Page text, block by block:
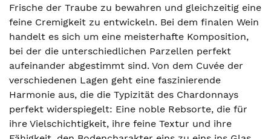
Frische der Traube zu bewahren und gleichzeitig eine
feine Cremigkeit zu entwickeln. Bei dem finalen Wein
handelt es sich um eine meisterhafte Komposition,
bei der die unterschiedlichen Parzellen perfekt
aufeinander abgestimmt sind. Von dem Cuvée der
verschiedenen Lagen geht eine faszinierende
Harmonie aus, die die Typizität des Chardonnays
perfekt widerspiegelt: Eine noble Rebsorte, die für
ihre Vielschichtigkeit, ihre feine Textur und ihre